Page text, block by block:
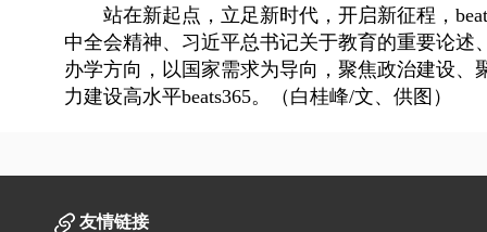
站在新起点，立足新时代，开启新征程，
中全会精神、习近平总书记关于教育的重要论述
办学方向，以国家需求为导向， 聚焦政治建设、
力建设高水平beats365。（白桂峰/文、供图）
友情链接